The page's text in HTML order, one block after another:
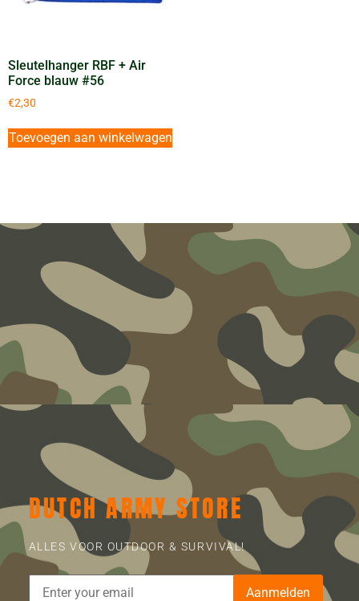
Sleutelhanger RBF + Air
Force blauw #56
€2,30
Toevoegen aan winkelwagen
DUTCH ARMY STORE
ALLES VOOR OUTDOOR & SURVIVAL!
Aanmelden